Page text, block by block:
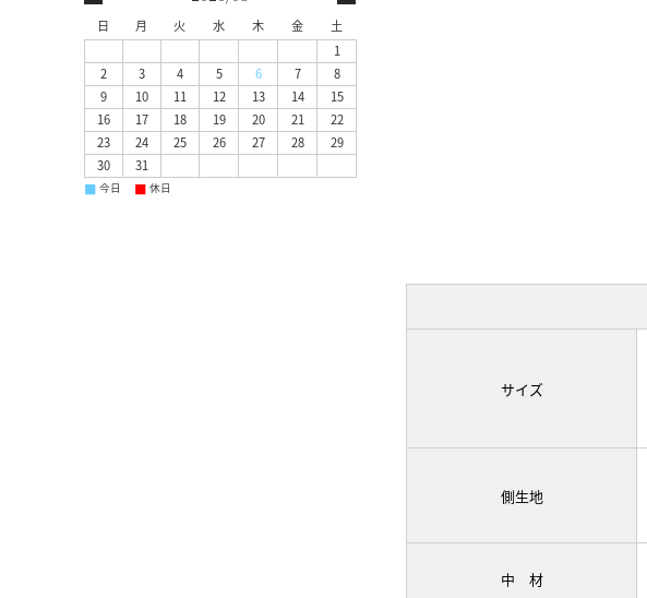
サイズ
側生地
中 材
日 月 火 水 木 金
土
1
2
3 4 5 6 7
8
9
10 11 12 13 14
15
16
17 18 19 20 21
22
23
24 25 26 27 28
29
30
31
■ 今日 ■ 休日